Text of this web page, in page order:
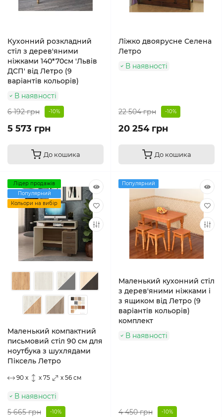
Кухонний розкладний
стіл з дерев'яними
ніжками 140*70см 'Львів
ДСП' від Летро (9
варіантів кольорів)
В наявності
6 192 грн
-10%
5 573 грн
До кошика
Ліжко двоярусне Селена
Летро
В наявності
22 504 грн -10%
20 254 грн
До кошика
Лідер продажів
Популярний
Кольори на вибір
Маленький компактний
письмовий стіл 90 см для
ноутбука з шухлядами
Піксель Летро
90 x x 75 x 56 см
В наявності
5 665 грн
-10%
Популярний
Маленький кухонний стіл
з дерев'яними ніжками і
з ящиком від Летро (9
варіантів кольорів)
комплект
В наявності
4 450 грн -10%